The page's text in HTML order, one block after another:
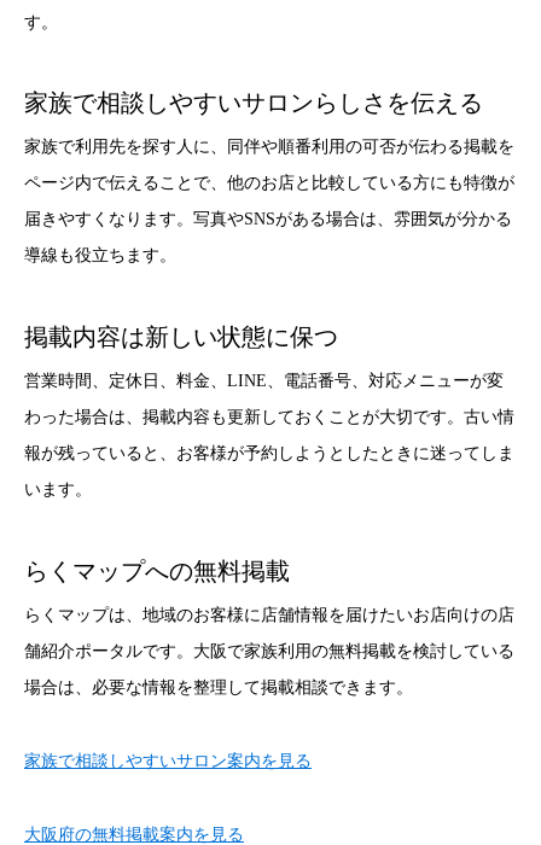
す。
家族で相談しやすいサロンらしさを伝える
家族で利用先を探す人に、同伴や順番利用の可否が伝わる掲載を
ページ内で伝えることで、他のお店と比較している方にも特徴が
届きやすくなります。写真やSNSがある場合は、雰囲気が分かる
導線も役立ちます。
掲載内容は新しい状態に保つ
営業時間、定休日、料金、LINE、電話番号、対応メニューが変
わった場合は、掲載内容も更新しておくことが大切です。古い情
報が残っていると、お客様が予約しようとしたときに迷ってしま
います。
らくマップへの無料掲載
らくマップは、地域のお客様に店舗情報を届けたいお店向けの店
舗紹介ポータルです。大阪で家族利用の無料掲載を検討している
場合は、必要な情報を整理して掲載相談できます。
家族で相談しやすいサロン案内を見る
大阪府の無料掲載案内を見る